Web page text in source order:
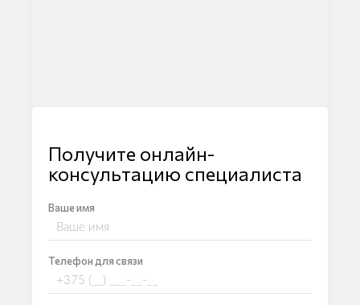
Получите онлайн-
консультацию специалиста
Ваше имя
Телефон для связи